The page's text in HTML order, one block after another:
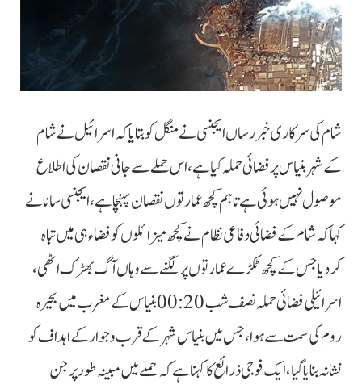
شام کی سرکاری خبر رساں ایجنسی نے منگل کو بتایا کہ اسرائیل نے شام
کے شہر بنیاس پر فضائی حملہ کیا ہے، اس حملے سے جانی نقصان کی اطلاع
موصول نہیں ہوئی ہے تاہم کچھ عمارتوں نقصان پہنچاہے، ایجنسی سانا نے
کہا کہ شام کے فضائی دفاعی نظام نے کچھ میزائلوں کو فضاء ہی میں تباہ
کردیا جس کے کچھ ٹکڑے عمارتوں پر لگنے سے وہاں آگ بھڑک اٹھی،
اسرائیلی فضائی حملہ نصف شب 00:20 بنیاس کے مغرب میں بحیرہ
روم کی سمت سے ہوا، جس میں بنیاس شہر کے قرب و جوار کے اہداف کو
نشانہ بنایا گیا، ایک فوجی ذرائع کا کہنا ہے کہ حملے میں مبینہ طور پر جن